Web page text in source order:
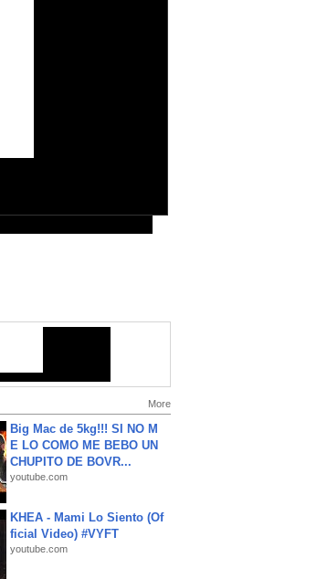
More
Big Mac de 5kg!!! SI NO M
E LO COMO ME BEBO UN
CHUPITO DE BOVR...
youtube.com
KHEA - Mami Lo Siento (Of
ficial Video) #VYFT
youtube.com